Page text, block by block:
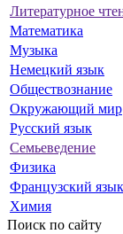
Литературное
Математика
Музыка
Немецкий язык
Обществознание
Окружающий мир
Русский язык
Семьеведение
Физика
Французский язык
Химия
Поиск по сайту